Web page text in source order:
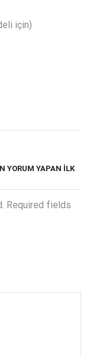
için)
YORUM YAPAN ILK
Required fields